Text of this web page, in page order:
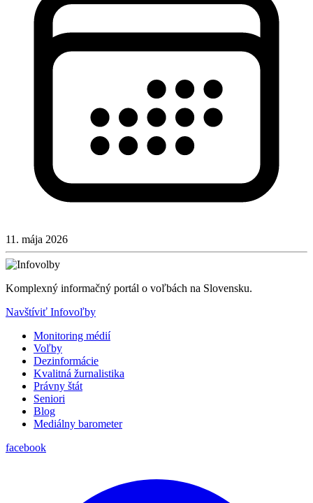
11. mája 2026
Komplexný informačný portál o voľbách na Slovensku.
Navštíviť Infovoľby
Monitoring médií
Voľby
Dezinformácie
Kvalitná žurnalistika
Právny štát
Seniori
Blog
Mediálny barometer
facebook